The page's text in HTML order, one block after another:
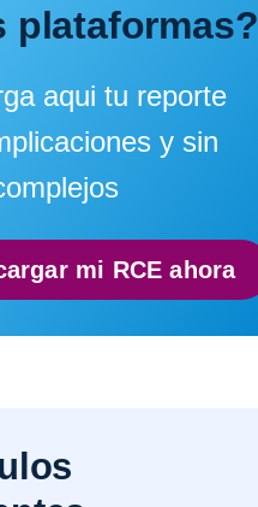
plataformas?
aqui tu reporte
y sin
mi RCE ahora